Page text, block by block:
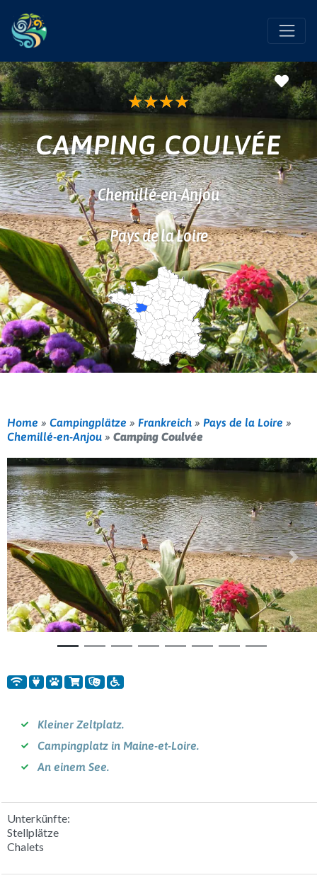
★★★★
CAMPING COULVÉE
Chemillé-en-Anjou
Pays de la Loire
Home » Campingplätze » Frankreich » Pays de la Loire »
Chemillé-en-Anjou » Camping Coulvée
Vorherige
Kleiner Zeltplatz.
Campingplatz in Maine-et-Loire.
An einem See.
Unterkünfte:
Stellplätze
Chalets